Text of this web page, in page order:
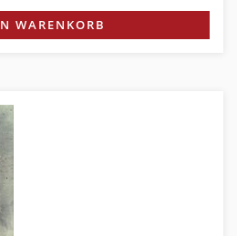
WARENKORB